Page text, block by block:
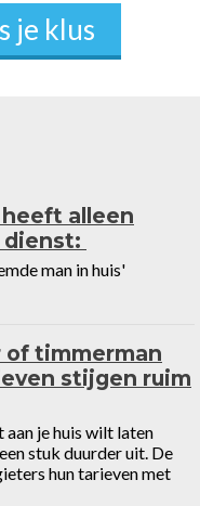
je klus
alleen
dienst:
man in huis'
timmerman
stijgen ruim
je huis wilt laten
stuk duurder uit. De
hun tarieven met